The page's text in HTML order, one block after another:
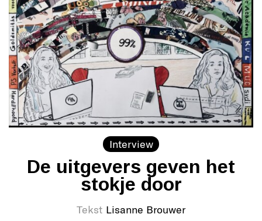
Interview
De uitgevers geven het
stokje door
Tekst Lisanne Brouwer